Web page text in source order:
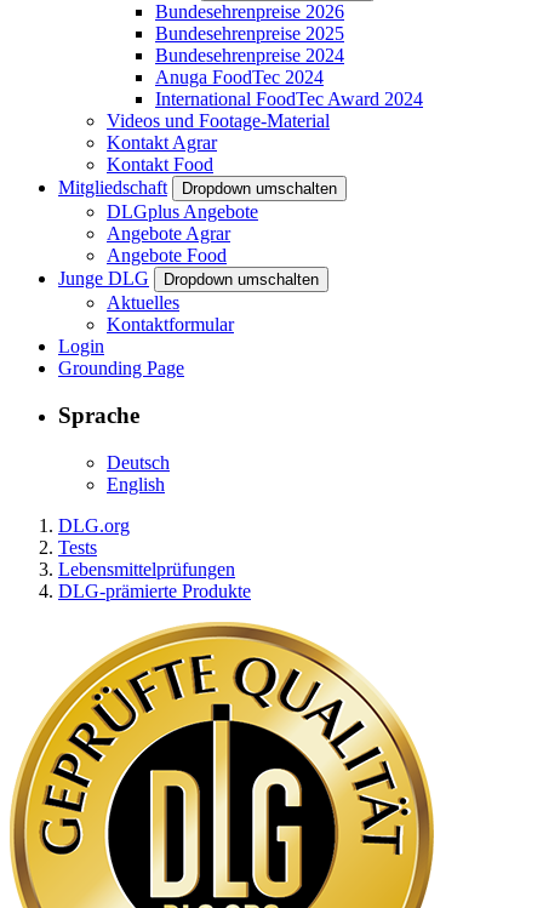
Bundesehrenpreise 2026
Bundesehrenpreise 2025
Bundesehrenpreise 2024
Anuga FoodTec 2024
International FoodTec Award 2024
Videos und Footage-Material
Kontakt Agrar
Kontakt Food
Mitgliedschaft
Dropdown umschalten
DLGplus Angebote
Angebote Agrar
Angebote Food
Junge DLG
Dropdown umschalten
Aktuelles
Kontaktformular
Login
Grounding Page
Sprache
Deutsch
English
DLG.org
Tests
Lebensmittelprüfungen
DLG-prämierte Produkte